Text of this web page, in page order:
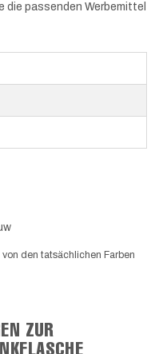
die passenden Werbemittel
den tatsächlichen Farben
ZUR